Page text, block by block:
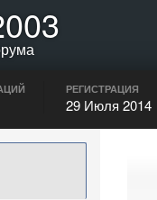
РЕГИСТРАЦИЯ
29 Июля 2014